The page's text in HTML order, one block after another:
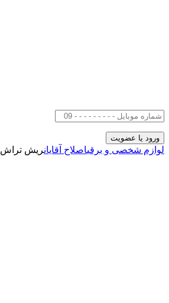
لوازم شخصی و برقیاصلاح آقایانریش تراش